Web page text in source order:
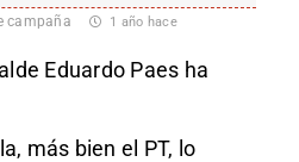
campaña 1 año hace
Eduardo Paes ha
más bien el PT, lo